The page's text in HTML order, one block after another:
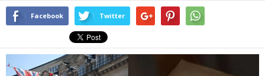
Facebook Twitter